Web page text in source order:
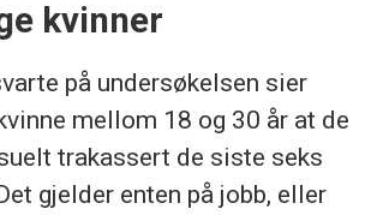
kvinner
på undersøkelsen sier
mellom 18 og 30 år at de
trakassert de siste seks
gjelder enten på jobb, eller